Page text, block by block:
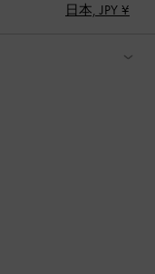
日本, JPY ¥